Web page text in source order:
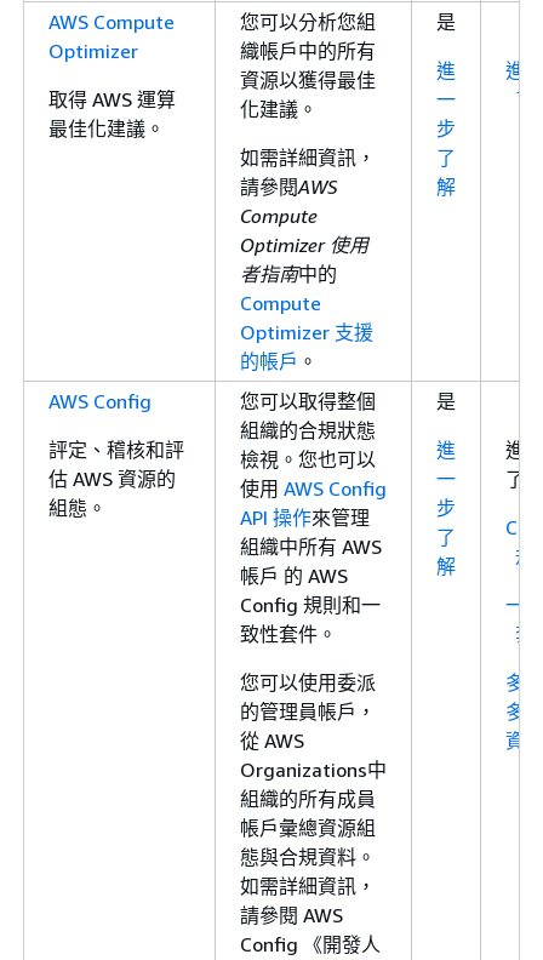
AWS Compute
Optimizer
取得 AWS 運算
最佳化建議。
您可以分析您組
織帳戶中的所有
資源以獲得最佳
化建議。
如需詳細資訊，
請參閱AWS
Compute
Optimizer 使用
者指南中的
Compute
Optimizer 支援
的帳戶 。
是
進
一
步
了
解
進
了
AWS Config
評定、稽核和評
估 AWS 資源的
組態。
您可以取得整個
組織的合規狀態
檢視。您也可以
使用 AWS Config
API 操作來管理
組織中所有 AWS
帳戶 的 AWS
Config 規則和一
致性套件。
您可以使用委派
的管理員帳戶，
從 AWS
Organizations中
組織的所有成員
帳戶彙總資源組
態與合規資料。
如需詳細資訊，
請參閱 AWS
Config 《開發人
是
進
一
步
了
解
進
了
規
一
套
多
多
資